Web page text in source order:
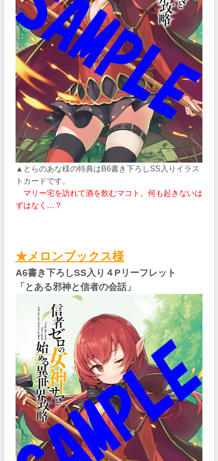
▲ とらのあな様の特典はB6書き下ろしSS入りイラス
トカードです。
マリー宅を訪れて酒を飲むマコト。何も起きないは
ずはなく…？
★メロンブックス様
A6書き下ろしSS入り４Pリーフレット
「とある邪神と信者の会話」